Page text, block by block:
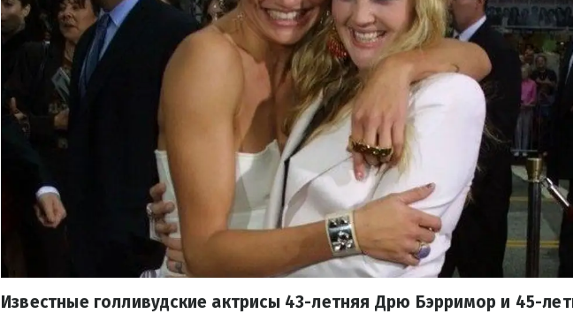
Известные голливудские актрисы 43-летняя Дрю Бэрримор и 45-